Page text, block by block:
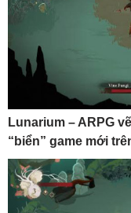
Lunarium – ARPG
“biển” game mới